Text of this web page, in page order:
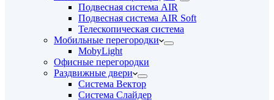
Подвесная система AIR
Подвесная система AIR Soft
Телескопическая система
Мобильные перегородки
MobyLight
Офисные перегородки
Раздвижные двери
Система Вектор
Система Слайдер